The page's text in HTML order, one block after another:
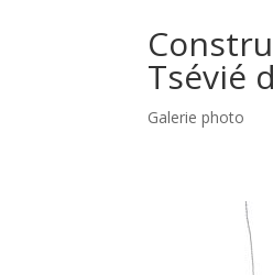
Tsévié
Galerie photo